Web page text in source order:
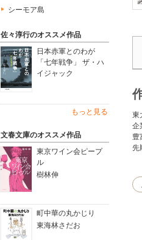
シーモア島
佐々淳行のオススメ作品
日本赤軍とのわが
「七年戦争」 ザ・ハ
イジャック
もっと見る
文春文庫のオススメ作品
東京ワイン会ピープ
ル
樹林伸
町中華の丸かじり
東海林さだお
東
企
豊
先